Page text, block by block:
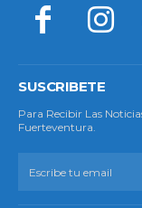
SUSCRIBETE
Para Recibir Las
Fuerteventura.